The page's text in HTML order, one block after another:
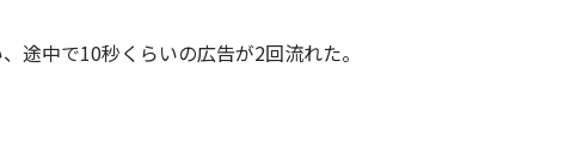
途中で10秒くらいの広告が2回流れた。